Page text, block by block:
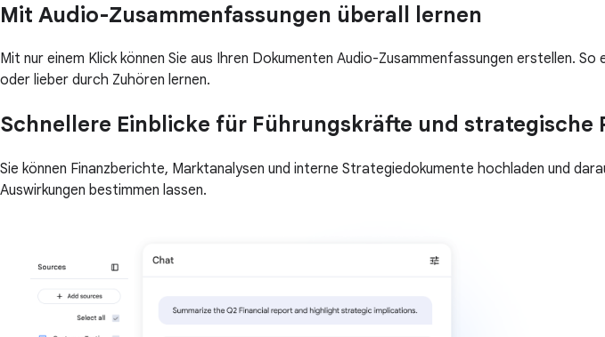
Mit Audio-Zusammenfassungen überall lernen
Mit nur einem Klick können Sie aus Ihren Dokumenten Audio-Zusammenfassungen erstellen.
oder lieber durch Zuhören lernen.
Schnellere Einblicke für Führungskräfte und strategische
Sie können Finanzberichte, Marktanalysen und interne Strategiedokumente hochladen und
Auswirkungen bestimmen lassen.